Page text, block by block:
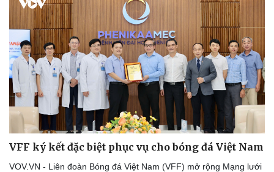
VFF ký kết đặc biệt phục vụ cho bóng đá Việt Nam
VOV.VN - Liên đoàn Bóng đá Việt Nam (VFF) mở rộng Mạng lưới